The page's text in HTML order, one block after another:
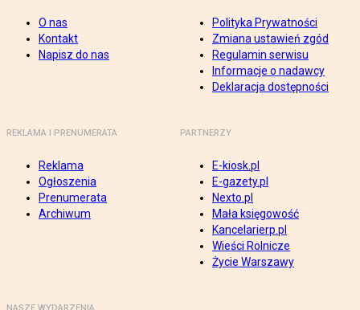
O nas
Kontakt
Napisz do nas
Polityka Prywatności
Zmiana ustawień zgód
Regulamin serwisu
Informacje o nadawcy
Deklaracja dostępności
REKLAMA I PRENUMERATA
Reklama
Ogłoszenia
Prenumerata
Archiwum
PARTNERZY
E-kiosk.pl
E-gazety.pl
Nexto.pl
Mała księgowość
Kancelarierp.pl
Wieści Rolnicze
Życie Warszawy